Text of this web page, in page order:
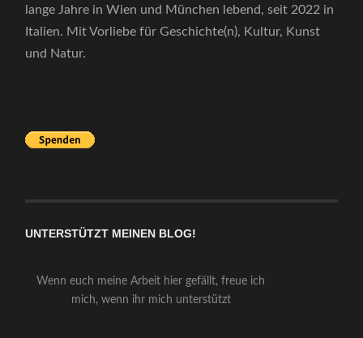
lange Jahre in Wien und München lebend, seit 2022 in
Italien. Mit Vorliebe für Geschichte(n), Kultur, Kunst
und Natur.
UNTERSTÜTZT MEINEN BLOG!
Wenn euch meine Arbeit hier gefällt, freue ich
mich, wenn ihr mich unterstützt